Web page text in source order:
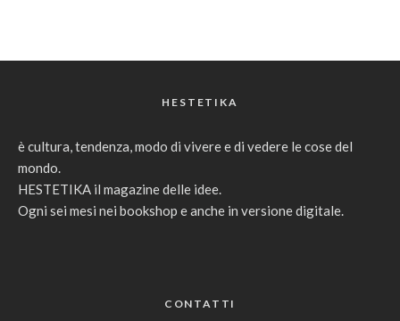
HESTETIKA
è cultura, tendenza, modo di vivere e di vedere le cose del
mondo.
HESTETIKA il magazine delle idee.
Ogni sei mesi nei bookshop e anche in versione digitale.
CONTATTI